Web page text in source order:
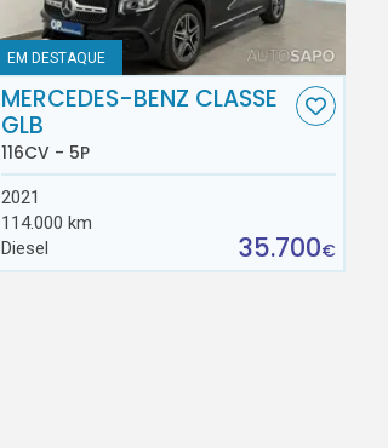
EM DESTAQUE
MERCEDES-BENZ CLASSE
GLB
116CV - 5P
2021
114.000 km
Diesel
35.700€